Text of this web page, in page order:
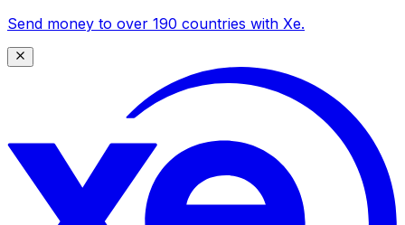
Send money to over 190 countries with Xe.